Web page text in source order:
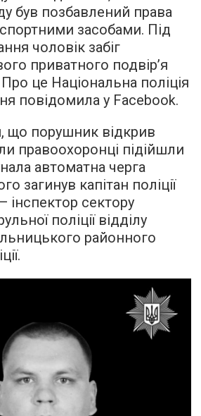
був позбавлений права
засобами. Під
чоловік забіг
приватного подвір’я
Про це Національна поліція
повідомила у Facebook.
що порушник відкрив
правоохоронці підійшли
автоматна черга
загинув капітан поліції
інспектор сектору
поліції відділу
районного